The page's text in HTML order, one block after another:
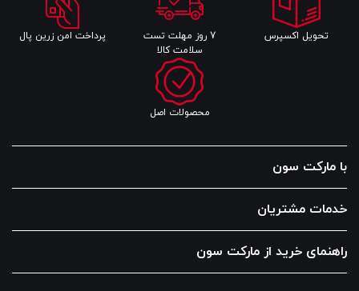
تحویل اکسپرس
7 روز مهلت تست
سلامت کالا
پرداخت امن زرین پال
محصولات اصل
با مارکت سون
خدمات مشتریان
راهنمای خرید از مارکت سون